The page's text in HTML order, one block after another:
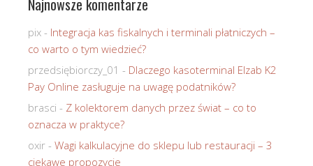
Najnowsze komentarze
pix - Integracja kas fiskalnych i terminali płatniczych –
co warto o tym wiedzieć?
przedsiębiorczy_01 - Dlaczego kasoterminal Elzab K2
Pay Online zasługuje na uwagę podatników?
brasci - Z kolektorem danych przez świat – co to
oznacza w praktyce?
oxir - Wagi kalkulacyjne do sklepu lub restauracji – 3
ciekawe propozycje